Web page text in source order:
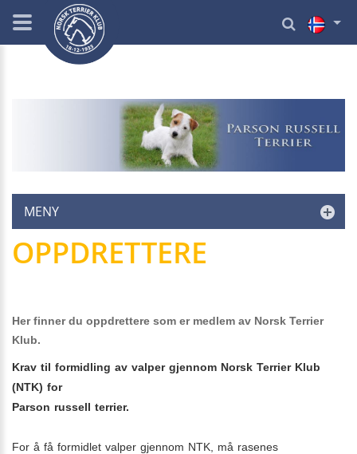
MENY
OPPDRETTERE
Her finner du oppdrettere som er medlem av Norsk Terrier
Klub.
Krav til formidling av valper gjennom Norsk Terrier Klub
(NTK) for
Parson russell terrier.
For å få formidlet valper gjennom NTK, må rasenes